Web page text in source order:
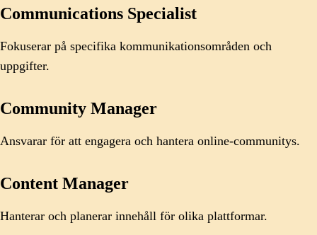
Communications Specialist
Fokuserar på specifika kommunikationsområden och
uppgifter.
Community Manager
Ansvarar för att engagera och hantera online-communitys.
Content Manager
Hanterar och planerar innehåll för olika plattformar.